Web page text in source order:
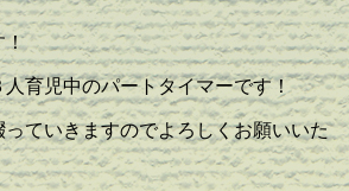
！
育児中のパートタイマーです！
ていきますのでよろしくお願いいた